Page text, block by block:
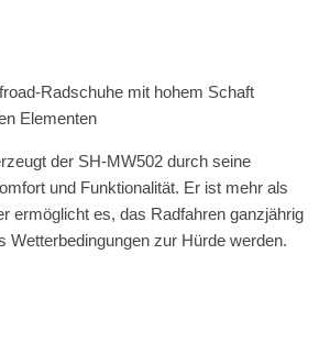
Radschuhe mit hohem Schaft
Elementen
der SH-MW502 durch seine
und Funktionalität. Er ist mehr als
ermöglicht es, das Radfahren ganzjährig
Wetterbedingungen zur Hürde werden.